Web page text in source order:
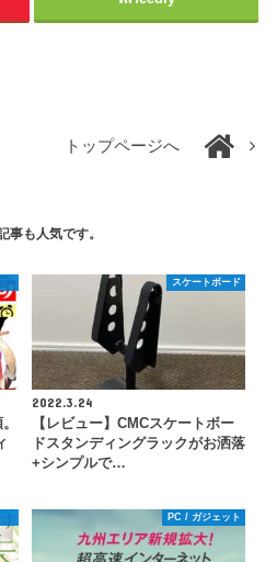
トップページへ
事も人気です。
スケートボード
2022.3.24
【レビュー】CMCスケートボー
ドスタンディングラックがお洒落
+シンプルで…
PC / ガジェット